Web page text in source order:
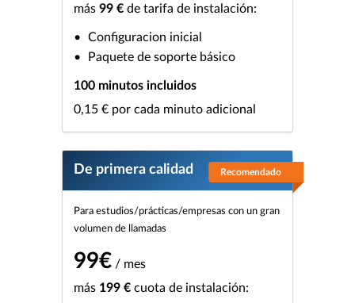
más 99 € de tarifa de instalación:
Configuracion inicial
Paquete de soporte básico
100 minutos incluidos
0,15 € por cada minuto adicional
Recomendado
De primera calidad
Para estudios/prácticas/empresas con un gran
volumen de llamadas
99€ / mes
más 199 € cuota de instalación: